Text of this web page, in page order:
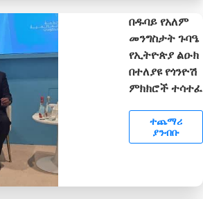
በዱባይ የአለም
መንግስታት ጉባዔ
የኢትዮጵያ ልዑክ
በተለያዩ የጎንዮሽ
ምክክሮች ተሳተፈ
ተጨማሪ
ያንብቡ